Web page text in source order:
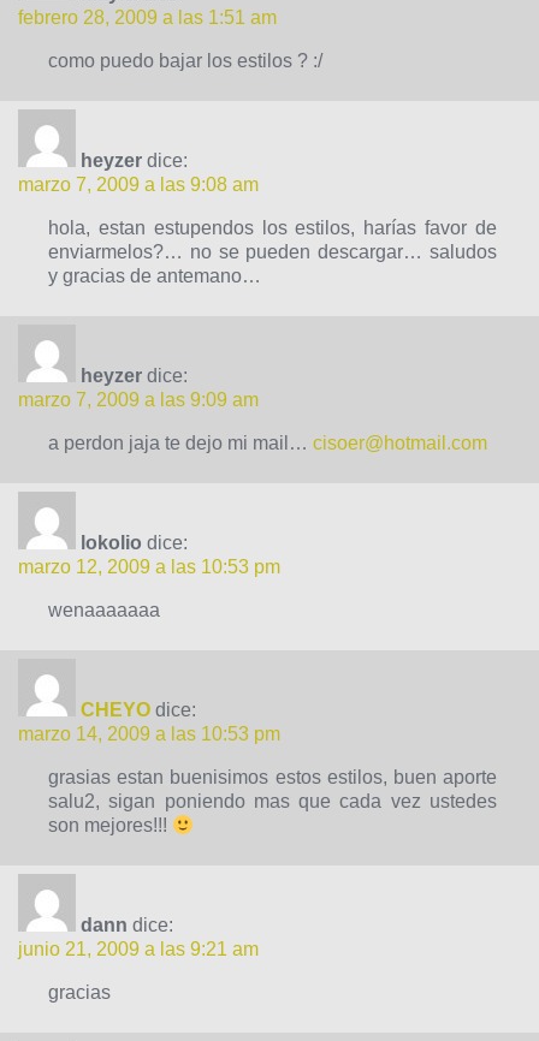
febrero 28, 2009 a las 1:51 am
como puedo bajar los estilos ? :/
heyzer dice:
marzo 7, 2009 a las 9:08 am
hola, estan estupendos los estilos, harías favor de
enviarmelos?… no se pueden descargar… saludos
y gracias de antemano…
heyzer dice:
marzo 7, 2009 a las 9:09 am
a perdon jaja te dejo mi mail… cisoer@hotmail.com
lokolio dice:
marzo 12, 2009 a las 10:53 pm
wenaaaaaaa
CHEYO dice:
marzo 14, 2009 a las 10:53 pm
grasias estan buenisimos estos estilos, buen aporte
salu2, sigan poniendo mas que cada vez ustedes
son mejores!!!
dann dice:
junio 21, 2009 a las 9:21 am
gracias